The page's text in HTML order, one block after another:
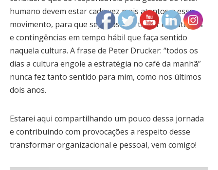
humano devem estar cada vez mais atentos a esse
movimento, para que seja possível traçar estratégias
e contingências em tempo hábil que faça sentido
naquela cultura. A frase de Peter Drucker: “todos os
dias a cultura engole a estratégia no café da manhã”
nunca fez tanto sentido para mim, como nos últimos
dois anos.
Estarei aqui compartilhando um pouco dessa jornada
e contribuindo com provocações a respeito desse
transformar organizacional e pessoal, vem comigo!